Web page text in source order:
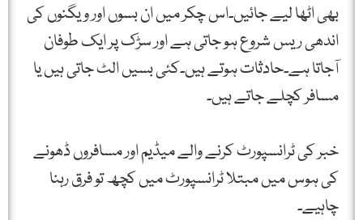
بھی اٹھا لیے جائیں۔اس چکر میں ان بسوں اور ویگنوں کی
اندھی ریس شروع ہو جاتی ہے اور سڑک پر ایک طوفان
آجاتا ہے۔حادثات ہوتے ہیں۔کئی بسیں الٹ جاتی ہیں یا
مسافر کچلے جاتے ہیں۔
خبر کی ٹرانسپورٹ کرنے والے میڈیم اور مسافروں ڈھونے
کی ہوس میں مبتلا ٹرانسپورٹ میں کچھ تو فرق رہنا
چاہیے۔